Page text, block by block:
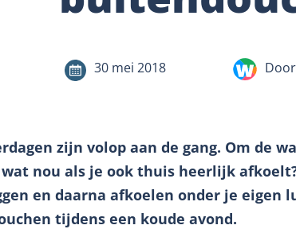
30 mei 2018
zijn volop aan de gang. Om de
nou als je ook thuis heerlijk
en daarna afkoelen onder je eigen
tijdens een koude avond.